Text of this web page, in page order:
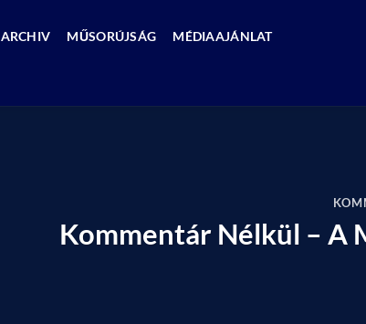
ARCHIV MŰSORÚJSÁG MÉDIAAJÁNLAT
Kommentár Nélkül – A